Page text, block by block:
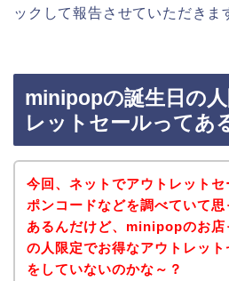
ックして報告させていただきま
minipopの誕生日の
レットセールってあ
今回、ネットでアウトレットセ
ポンコードなどを調べていて
あるんだけど、minipopのお店
の人限定でお得なアウトレッ
をしていないのかな～？